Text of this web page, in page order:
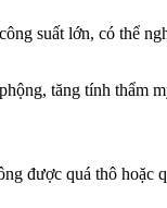
suất lớn, có thể
tăng tính thẩm
được quá thô